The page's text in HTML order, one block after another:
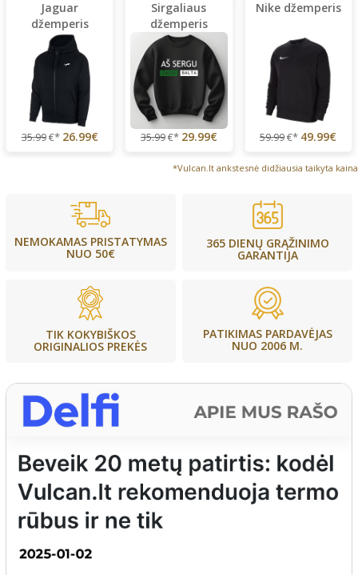
Jaguar
džemperis
(lengvas)
35.99€* 26.99€
Sirgaliaus
džemperis
35.99€* 29.99€
Nike džemperis
59.99€* 49.99€
*Vulcan.lt ankstesnė didžiausia taikyta kaina
NEMOKAMAS PRISTATYMAS
NUO 50€
365 DIENŲ GRĄŽINIMO
GARANTIJA
TIK KOKYBIŠKOS
ORIGINALIOS PREKĖS
PATIKIMAS PARDAVĖJAS
NUO 2006 M.